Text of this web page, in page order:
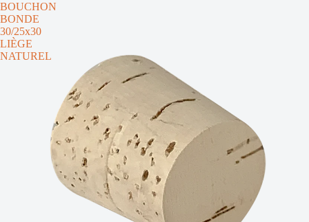
BOUCHON
BONDE
30/25x30
LIÈGE
NATUREL